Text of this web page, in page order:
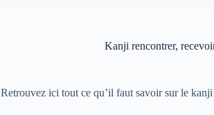
Kanji rencontrer,
Retrouvez ici tout ce qu’il faut savoir sur le